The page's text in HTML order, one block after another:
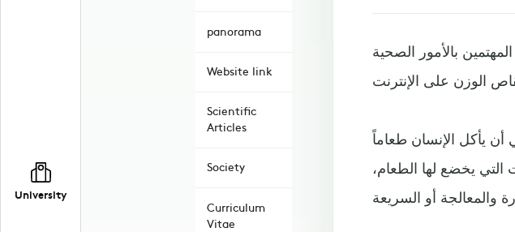
University
panorama
Website link
Scientific
Articles
Society
Curriculum
Vitae
بالأمور الصحية
أن يأكل الإنسان طعاماً
التي يخضع لها الطعام،